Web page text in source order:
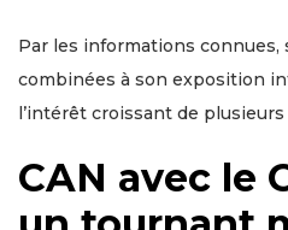
Par les informations connues,
combinées à son exposition
l’intérêt croissant de
CAN avec le